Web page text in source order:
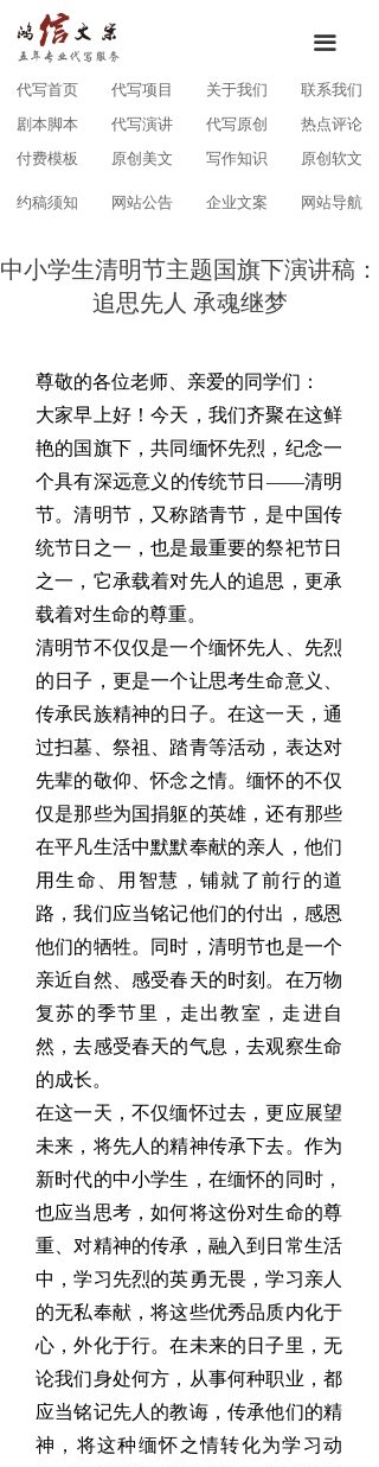
代写首页 代写项目 关于我们 联系我们
付费模板 原创美文 写作知识 原创软文
剧本脚本 代写演讲 代写原创 热点评论
约稿须知 网站公告 企业文案 网站导航
끀
中小学生清明节主题国旗下演讲稿：
追思先人 承魂继梦
尊敬的各位老师、亲爱的同学们：
大家早上好！今天，我们齐聚在这鲜
艳的国旗下，共同缅怀先烈，纪念一
个具有深远意义的传统节日——清明
节。清明节，又称踏青节，是中国传
统节日之一，也是最重要的祭祀节日
之一，它承载着对先人的追思，更承
载着对生命的尊重。
清明节不仅仅是一个缅怀先人、先烈
的日子，更是一个让思考生命意义、
传承民族精神的日子。在这一天，通
过扫墓、祭祖、踏青等活动，表达对
先辈的敬仰、怀念之情。缅怀的不仅
仅是那些为国捐躯的英雄，还有那些
在平凡生活中默默奉献的亲人，他们
用生命、用智慧，铺就了前行的道
路，我们应当铭记他们的付出，感恩
他们的牺牲。同时，清明节也是一个
亲近自然、感受春天的时刻。在万物
复苏的季节里，走出教室，走进自
然，去感受春天的气息，去观察生命
的成长。
在这一天，不仅缅怀过去，更应展望
未来，将先人的精神传承下去。作为
新时代的中小学生，在缅怀的同时，
也应当思考，如何将这份对生命的尊
重、对精神的传承，融入到日常生活
中，学习先烈的英勇无畏，学习亲人
的无私奉献，将这些优秀品质内化于
心，外化于行。在未来的日子里，无
论我们身处何方，从事何种职业，都
应当铭记先人的教诲，传承他们的精
神，将这种缅怀之情转化为学习动